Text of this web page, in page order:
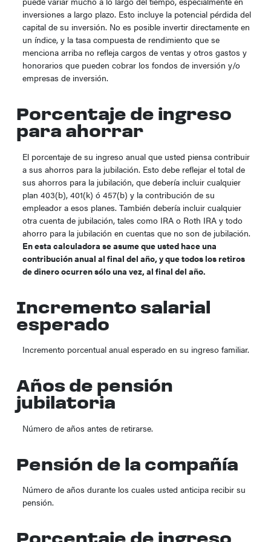
inversiones a largo plazo. Esto incluye la potencial pérdida del
capital de su inversión. No es posible invertir directamente en
un índice, y la tasa compuesta de rendimiento que se
menciona arriba no refleja cargos de ventas y otros gastos y
honorarios que pueden cobrar los fondos de inversión y/o
empresas de inversión.
Porcentaje de ingreso
para ahorrar
El porcentaje de su ingreso anual que usted piensa contribuir
a sus ahorros para la jubilación. Esto debe reflejar el total de
sus ahorros para la jubilación, que debería incluir cualquier
plan 403(b), 401(k) ó 457(b) y la contribución de su
empleador a esos planes. También debería incluir cualquier
otra cuenta de jubilación, tales como IRA o Roth IRA y todo
ahorro para la jubilación en cuentas que no son de jubilación.
En esta calculadora se asume que usted hace una
contribución anual al final del año, y que todos los retiros
de dinero ocurren sólo una vez, al final del año.
Incremento salarial
esperado
Incremento porcentual anual esperado en su ingreso familiar.
Años de pensión
jubilatoria
Número de años antes de retirarse.
Pensión de la compañía
Número de años durante los cuales usted anticipa recibir su
pensión.